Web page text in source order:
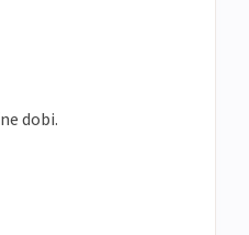
dobi.